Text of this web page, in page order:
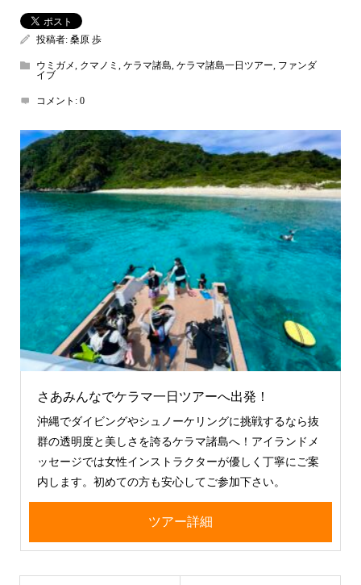
投稿者: 桑原 歩
ウミガメ, クマノミ , ケラマ諸島, ケラマ諸島一日ツアー, ファンダ
イブ
コメント: 0
さあみんなでケラマ一日ツアーへ出発！
沖縄でダイビングやシュノーケリングに挑戦するなら抜
群の透明度と美しさを誇るケラマ諸島へ！アイランドメ
ッセージでは女性インストラクターが優しく丁寧にご案
内します。初めての方も安心してご参加下さい。
ツアー詳細